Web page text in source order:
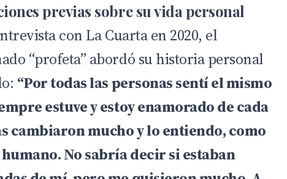
previas sobre su vida personal
conLa Cuartaen 2020, el
“profeta” abordó su historia personal
“Por todas las personas sentí el mismo
estuve y estoy enamorado de cada
cambiaron mucho y lo entiendo, como
No sabría decir si estaban